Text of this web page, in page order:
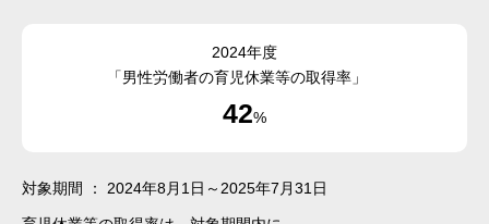
2024年度
「男性労働者の育児休業等の取得率」
42%
対象期間 ： 2024年8月1日～2025年7月31日